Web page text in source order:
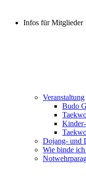
Infos für Mitglieder
Veranstaltung
Budo
Dojang- und
Wie binde